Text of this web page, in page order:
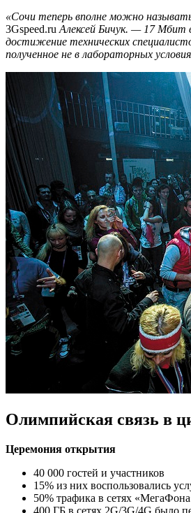
«Сочи теперь вполне можно
3Gspeed.ru Алексей Бичук. — 17 Мбит
достижение технических
полученное не в лабораторных
Олимпийская связь в
Церемония открытия
40 000 гостей и участников
15% из них воспользовались
50% трафика в сетях
400 ГБ в сетях 2G/3G/4G было